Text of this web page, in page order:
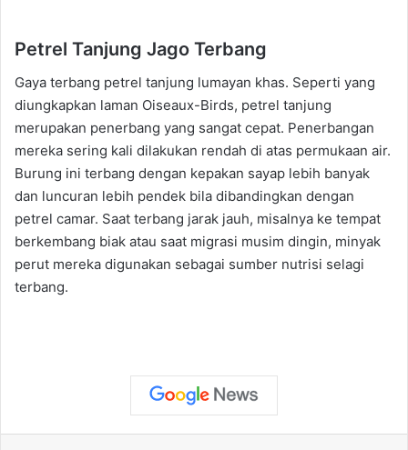
Petrel Tanjung Jago Terbang
Gaya terbang petrel tanjung lumayan khas. Seperti yang
diungkapkan laman Oiseaux-Birds, petrel tanjung
merupakan penerbang yang sangat cepat. Penerbangan
mereka sering kali dilakukan rendah di atas permukaan air.
Burung ini terbang dengan kepakan sayap lebih banyak
dan luncuran lebih pendek bila dibandingkan dengan
petrel camar. Saat terbang jarak jauh, misalnya ke tempat
berkembang biak atau saat migrasi musim dingin, minyak
perut mereka digunakan sebagai sumber nutrisi selagi
terbang.